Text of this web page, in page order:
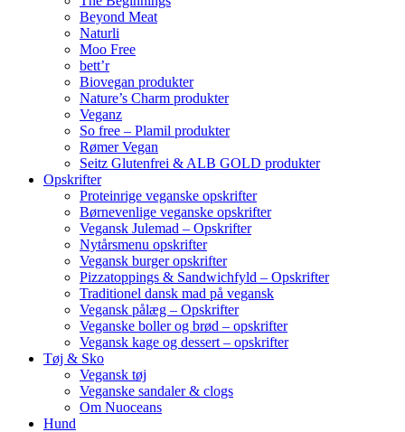
Beyond Meat
Naturli
Moo Free
bett’r
Biovegan produkter
Nature’s Charm produkter
Veganz
So free – Plamil produkter
Rømer Vegan
Seitz Glutenfrei & ALB GOLD produkter
Opskrifter
Proteinrige veganske opskrifter
Børnevenlige veganske opskrifter
Vegansk Julemad – Opskrifter
Nytårsmenu opskrifter
Vegansk burger opskrifter
Pizzatoppings & Sandwichfyld – Opskrifter
Traditionel dansk mad på vegansk
Vegansk pålæg – Opskrifter
Veganske boller og brød – opskrifter
Vegansk kage og dessert – opskrifter
Tøj & Sko
Vegansk tøj
Veganske sandaler & clogs
Om Nuoceans
Hund